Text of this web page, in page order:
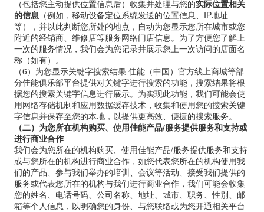
（包括您主动提供位置信息后）收集并处理与您的实际位置相关
的信息（例如，移动设备定位系统发送的位置信息、IP地址
等），并以此判断您所处的地点，自动为您显示您所在城市或您
附近的经销商、维修店等服务网络门店信息。为了方便您了解上
一次的服务情况，我们会为您记录并展示您上一次访问的店面名
称（如有）。
（6）为您显示关键字搜索结果 佳能（中国）官方线上商城等部
分佳能俱乐部平台提供对关键字进行搜索的功能，搜索结果将根
据您的搜索关键字信息进行展示。为实现此功能，我们可能会使
用网络存储机制和应用数据缓存技术，收集和使用您的搜索关键
字信息并保存至您的本地，以提供更高效、便捷的搜索服务。
（二）为您所在机构购买、使用佳能产品/服务提供服务和支持或
进行商业合作
我们会为您所在的机构购买、使用佳能产品/服务提供服务和支持
或与您所在的机构进行商业合作，如您代表您所在的机构使用我
们的产品、参与我们举办的培训、会议等活动、接受我们提供的
服务或代表您所在的机构与我们进行商业合作，我们可能会收集
您的姓名、电话号码、公司名称、地址、城市、职务、性别、邮
箱等个人信息，以明确您的身份、与您联络或为您开通相关平台